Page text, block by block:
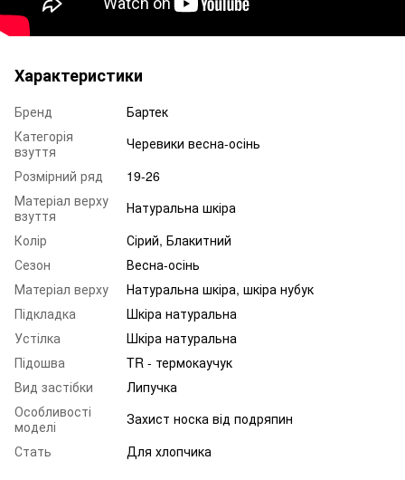
Характеристики
Бренд
Бартек
Категорія
взуття
Черевики весна-осінь
Розмірний ряд
19-26
Матеріал верху
взуття
Натуральна шкіра
Колір
Сірий, Блакитний
Сезон
Весна-осінь
Матеріал верху
Натуральна шкіра, шкіра нубук
Підкладка
Шкіра натуральна
Устілка
Шкіра натуральна
Підошва
TR - термокаучук
Вид застібки
Липучка
Особливості
моделі
Захист носка від подряпин
Стать
Для хлопчика